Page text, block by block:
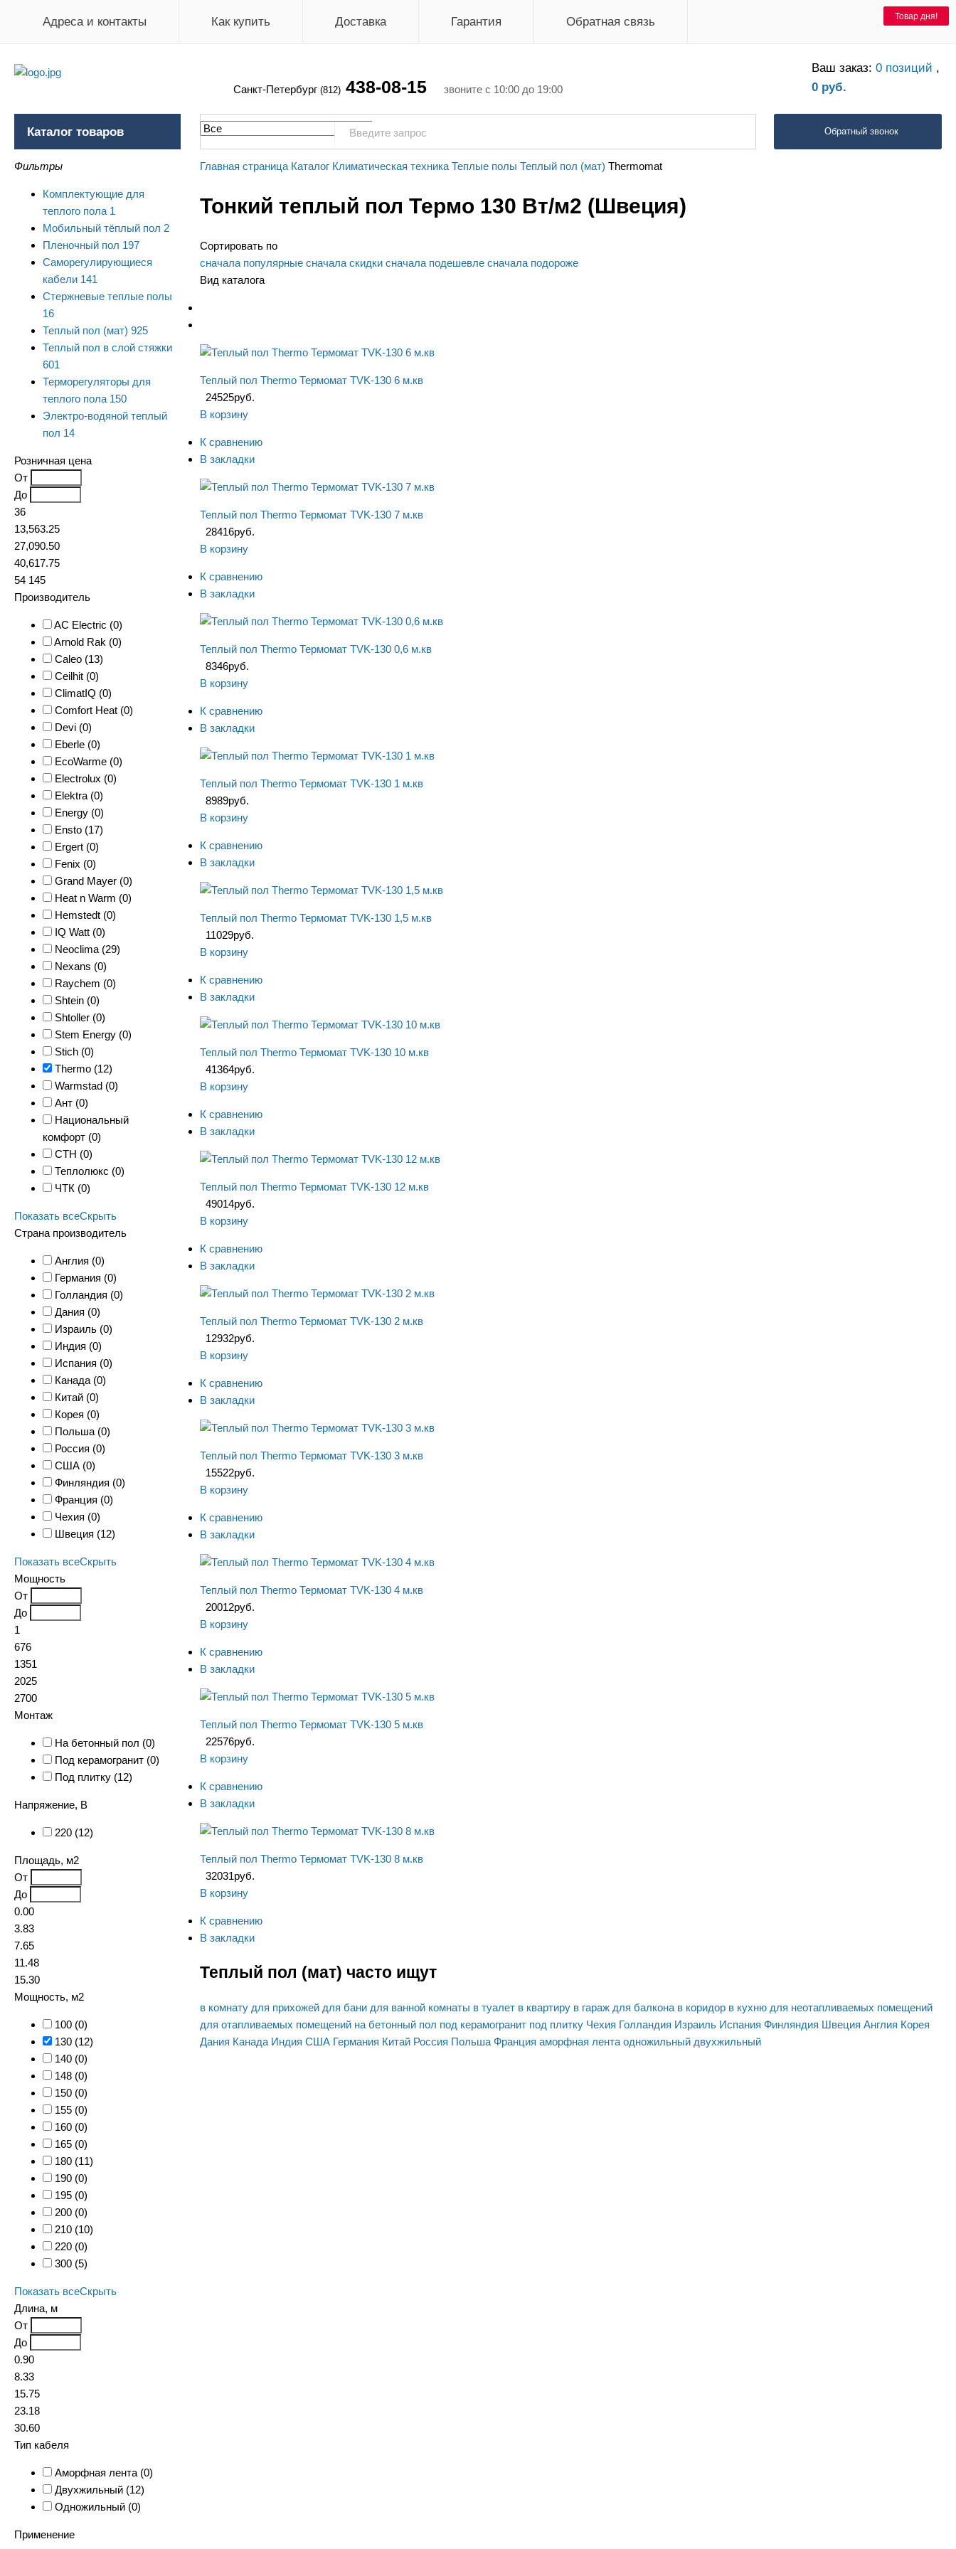
Адреса и контакты Как купить Доставка Гарантия Обратная связь
Санкт-Петербург (812) 438-08-15 звоните с 10:00 до 19:00
Ваш заказ: 0 позиций ,
0 руб.
Каталог товаров Обратный звонок
Фильтры
Комплектующие для
теплого пола 1
Мобильный тёплый пол 2
Пленочный пол 197
Саморегулирующиеся
кабели 141
Стержневые теплые полы
16
Теплый пол (мат) 925
Теплый пол в слой стяжки
601
Терморегуляторы для
теплого пола 150
Электро-водяной теплый
пол 14
Розничная цена
От
До
36
13,563.25
27,090.50
40,617.75
54 145
Производитель
AC Electric (0)
Arnold Rak (0)
Caleo (13)
Ceilhit (0)
ClimatIQ (0)
Comfort Heat (0)
Devi (0)
Eberle (0)
EcoWarme (0)
Electrolux (0)
Elektra (0)
Energy (0)
Ensto (17)
Ergert (0)
Fenix (0)
Grand Mayer (0)
Heat n Warm (0)
Hemstedt (0)
IQ Watt (0)
Neoclima (29)
Nexans (0)
Raychem (0)
Shtein (0)
Shtoller (0)
Stem Energy (0)
Stich (0)
Thermo (12)
Warmstad (0)
Ант (0)
Национальный
комфорт (0)
СТН (0)
Теплолюкс (0)
ЧТК (0)
Показать всеСкрыть
Страна производитель
Англия (0)
Германия (0)
Голландия (0)
Дания (0)
Израиль (0)
Индия (0)
Испания (0)
Канада (0)
Китай (0)
Корея (0)
Польша (0)
Россия (0)
США (0)
Финляндия (0)
Франция (0)
Чехия (0)
Швеция (12)
Показать всеСкрыть
Мощность
От
До
1
676
1351
2025
2700
Монтаж
На бетонный пол (0)
Под керамогранит (0)
Под плитку (12)
Напряжение, В
220 (12)
Площадь, м2
От
До
0.00
3.83
7.65
11.48
15.30
Мощность, м2
100 (0)
130 (12)
140 (0)
148 (0)
150 (0)
155 (0)
160 (0)
165 (0)
180 (11)
190 (0)
195 (0)
200 (0)
210 (10)
220 (0)
300 (5)
Показать всеСкрыть
Длина, м
От
До
0.90
8.33
15.75
23.18
30.60
Тип кабеля
Аморфная лента (0)
Двухжильный (12)
Одножильный (0)
Применение
Главная страница Каталог Климатическая техника Теплые полы Теплый пол (мат) Thermomat
Тонкий теплый пол Термо 130 Вт/м2 (Швеция)
Сортировать по
сначала популярные сначала скидки сначала подешевле сначала подороже
Вид каталога
Товар дня!
Теплый пол Thermo Термомат TVK-130 6 м.кв
24525руб.
В корзину
К сравнению
В закладки
Товар дня!
Теплый пол Thermo Термомат TVK-130 7 м.кв
28416руб.
В корзину
К сравнению
В закладки
Теплый пол Thermo Термомат TVK-130 0,6 м.кв
8346руб.
В корзину
К сравнению
В закладки
Теплый пол Thermo Термомат TVK-130 1 м.кв
8989руб.
В корзину
К сравнению
В закладки
Теплый пол Thermo Термомат TVK-130 1,5 м.кв
11029руб.
В корзину
К сравнению
В закладки
Теплый пол Thermo Термомат TVK-130 10 м.кв
41364руб.
В корзину
К сравнению
В закладки
Теплый пол Thermo Термомат TVK-130 12 м.кв
49014руб.
В корзину
К сравнению
В закладки
Теплый пол Thermo Термомат TVK-130 2 м.кв
12932руб.
В корзину
К сравнению
В закладки
Теплый пол Thermo Термомат TVK-130 3 м.кв
15522руб.
В корзину
К сравнению
В закладки
Теплый пол Thermo Термомат TVK-130 4 м.кв
20012руб.
В корзину
К сравнению
В закладки
Теплый пол Thermo Термомат TVK-130 5 м.кв
22576руб.
В корзину
К сравнению
В закладки
Теплый пол Thermo Термомат TVK-130 8 м.кв
32031руб.
В корзину
К сравнению
В закладки
Теплый пол (мат) часто ищут
в комнату для прихожей для бани для ванной комнаты в туалет в квартиру в гараж для балкона в коридор в кухню для неотапливаемых помещений
для отапливаемых помещений на бетонный пол под керамогранит под плитку Чехия Голландия Израиль Испания Финляндия Швеция Англия Корея
Дания Канада Индия США Германия Китай Россия Польша Франция аморфная лента одножильный двухжильный